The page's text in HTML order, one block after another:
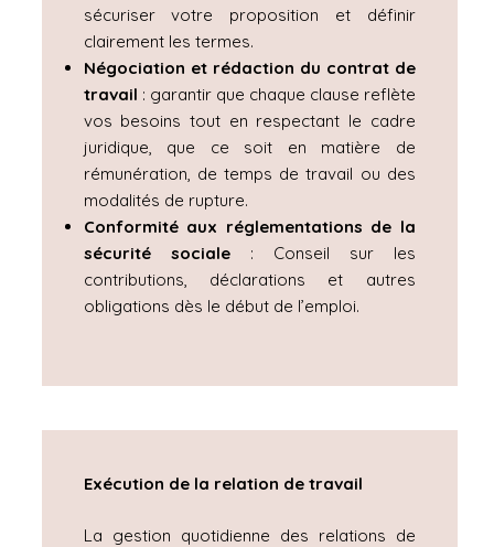
sécuriser votre proposition et définir
clairement les termes.
Négociation et rédaction du contrat de
travail : garantir que chaque clause reflète
vos besoins tout en respectant le cadre
juridique, que ce soit en matière de
rémunération, de temps de travail ou des
modalités de rupture.
Conformité aux réglementations de la
sécurité sociale: Conseil sur les
contributions, déclarations et autres
obligations dès le début de l’emploi.
Exécution de la relation de travail
La gestion quotidienne des relations de